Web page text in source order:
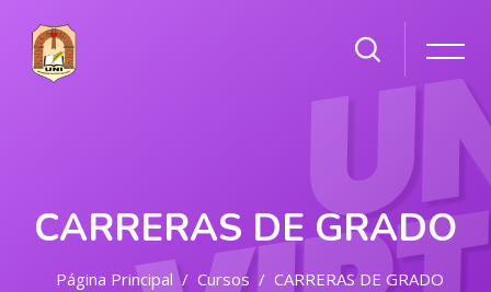
CARRERAS DE GRADO
Página Principal Cursos CARRERAS DE GRADO